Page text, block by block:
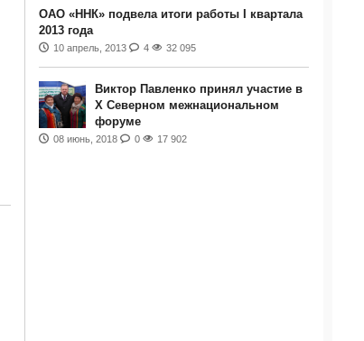
ОАО «ННК» подвела итоги работы I квартала
2013 года
10 апрель, 2013 4 32 095
Виктор Павленко принял участие в
Х Северном межнациональном
форуме
08 июнь, 2018 0 17 902